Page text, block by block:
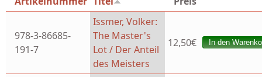
978-3-86685-
191-7
Issmer, Volker:
The Master's
Lot / Der Anteil
des Meisters
12,50€